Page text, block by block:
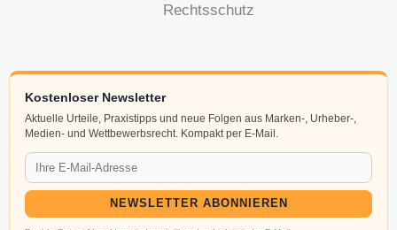
Rechtsschutz
Kostenloser Newsletter
Aktuelle Urteile, Praxistipps und neue Folgen aus Marken-, Urheber-,
Medien- und Wettbewerbsrecht. Kompakt per E-Mail.
NEWSLETTER ABONNIEREN